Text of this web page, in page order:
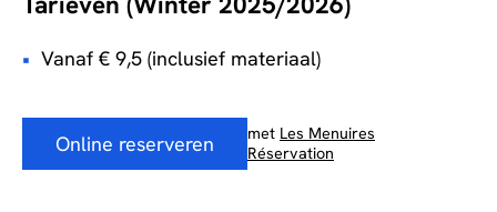
Vanaf € 9,5 (inclusief materiaal)
Online reserveren met Les Menuires
Réservation